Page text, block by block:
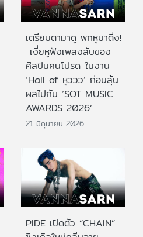
เตรียมตามาดู พกหูมาติ่ง!
เงี่ยหูฟังเพลงลับของ
ศิลปินคนโปรด ในงาน
‘Hall of หูววว’ ก่อนลุ้น
ผลไปกับ ‘SOT MUSIC
AWARDS 2026’
21 มิถุนายน 2026
PIDE เปิดตัว “CHAIN”